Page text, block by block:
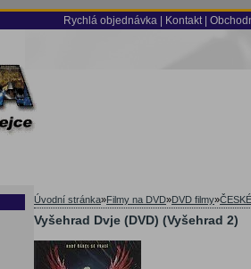
Rychlá objednávka Kontakt
Úvodní stránka»Filmy na DVD»DVD filmy»
Vyšehrad Dvje (DVD) (Vyšehrad 2)